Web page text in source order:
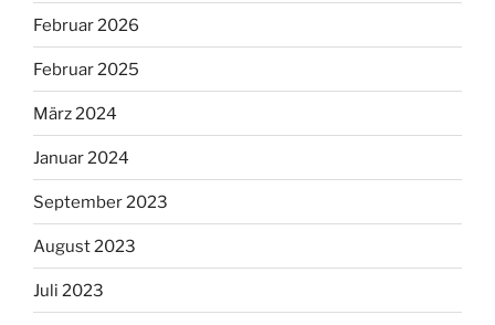
Februar 2026
Februar 2025
März 2024
Januar 2024
September 2023
August 2023
Juli 2023